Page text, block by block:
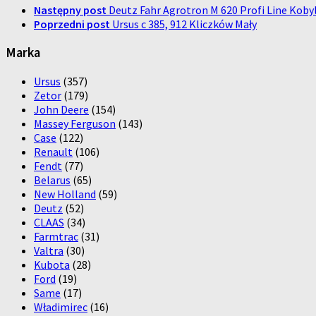
Następny post Deutz Fahr Agrotron M 620 Profi Line
Poprzedni post Ursus c 385, 912 Kliczków Mały
Marka
Ursus (357)
Zetor (179)
John Deere (154)
Massey Ferguson (143)
Case (122)
Renault (106)
Fendt (77)
Belarus (65)
New Holland (59)
Deutz (52)
CLAAS (34)
Farmtrac (31)
Valtra (30)
Kubota (28)
Ford (19)
Same (17)
Władimirec (16)